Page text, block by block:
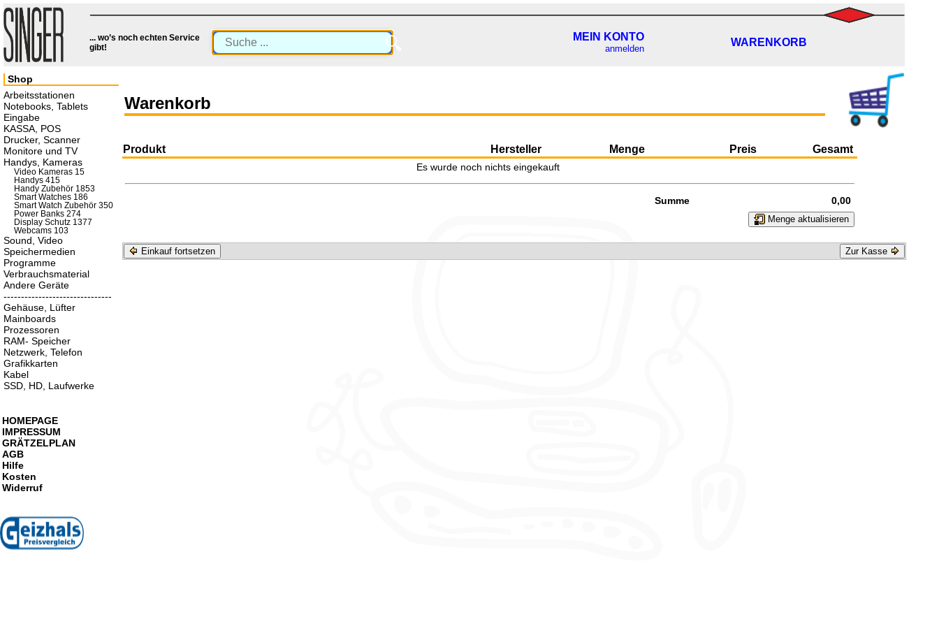
... wo’s noch echten Service
gibt!
🔍 MEIN KONTO
anmelden
WARENKORB
Warenkorb
Produkt Hersteller Menge Preis Gesamt
Es wurde noch nichts eingekauft
Summe 0,00
Menge aktualisieren
Einkauf fortsetzen Zur Kasse
Shop
Arbeitsstationen
Notebooks, Tablets
Eingabe
KASSA, POS
Drucker, Scanner
Monitore und TV
Handys, Kameras
Video Kameras 15
Handys 415
Handy Zubehör 1853
Smart Watches 186
Smart Watch Zubehör 350
Power Banks 274
Display Schutz 1377
Webcams 103
Sound, Video
Speichermedien
Programme
Verbrauchsmaterial
Andere Geräte
-------------------------------
Gehäuse, Lüfter
Mainboards
Prozessoren
RAM- Speicher
Netzwerk, Telefon
Grafikkarten
Kabel
SSD, HD, Laufwerke
HOMEPAGE
IMPRESSUM
GRÄTZELPLAN
AGB
Hilfe
Kosten
Widerruf